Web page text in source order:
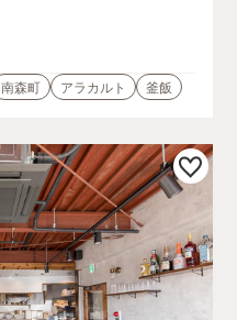
南森町 アラカルト 釜飯